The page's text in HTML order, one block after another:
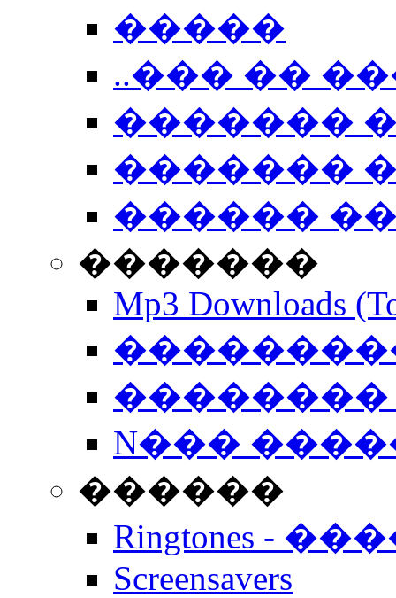
�����
..��� ��
�������
�������
������
�������
Mp3 Downloads
��������
N���
������
Ringtones -
Screensavers